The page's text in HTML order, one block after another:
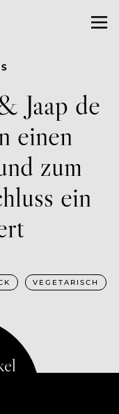
Jaap de
einen
zum
ein
VEGETARISCH